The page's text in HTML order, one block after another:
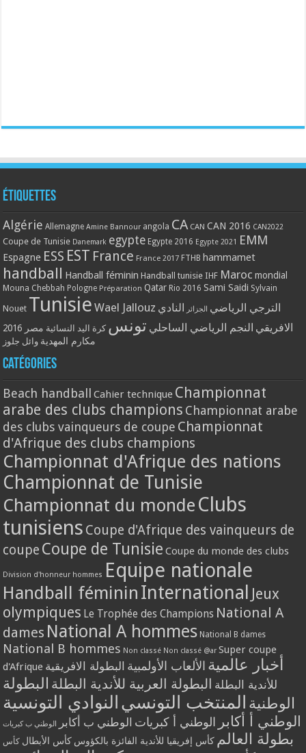
Étiquettes
Algérie Allemagne Amine Bannour angola CA CAN CAN 2016 CAN2022
Coupe de Tunisie Danemark egypte Egypte 2016 Egypte 2021 EMM
Espagne ESS EST France France 2017 FTHB hammamet
handball Handball féminin Handball tunisie IHF Maroc mondial
Mouna Chebbah Pologne Préparation Qatar Rio 2016 Sami Saidi Sylvain
Nouet Tunisie Wael Jallouz الترجي الرياضي الجزائر النادي
الافريقي النجم الرياضي الساحلي تونس كرة اليد النسائية مصر 2016
مكارم المهدية وائل جلوز
Catégories
Beach handball Cahier technique Championnat
arabe des clubs champions Championnat arabe
des clubs vainqueurs de coupe Championnat
d'Afrique des clubs champions
Championnat d'Afrique des nations
Championnat de Tunisie
Championnat du monde Clubs
tunisiens Coupe d'Afrique des vainqueurs de
coupe Coupe de Tunisie Coupe du monde des clubs
Division d'honneur hommes Equipe nationale
Handball féminin International Jeux
olympiques Le Trophée des Champions National A
dames National A hommes National B dames
National B hommes Non classé Non classé @ar Super coupe
d'Afrique
أخبار عالمية الألعاب الأولمبية البطولة الافريقية
للأندية البطلة البطولة العربية للأندية البطلة البطولة
الوطنية المنتخب التونسي النوادي التونسية
الوطني أ أكابر الوطني أ كبريات الوطني ب أكابر الوطني ب كبريات
بطولة العالم كأس إفريقيا للأندية الفائزة بالكؤوس كأس الأبطال كأس